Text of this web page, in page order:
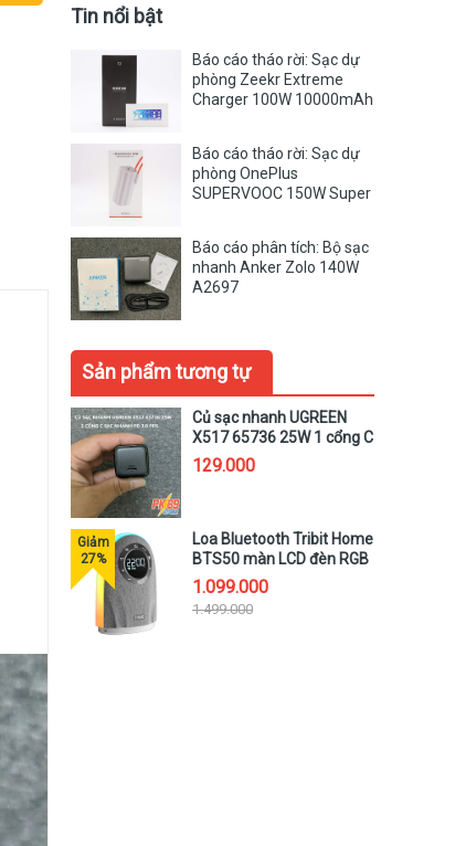
Tin nổi bật
Báo cáo tháo rời: Sạc dự
phòng Zeekr Extreme
Charger 100W 10000mAh
Báo cáo tháo rời: Sạc dự
phòng OnePlus
SUPERVOOC 150W Super
Báo cáo phân tích: Bộ sạc
nhanh Anker Zolo 140W
A2697
Sản phẩm tương tự
Củ sạc nhanh UGREEN
X517 65736 25W 1 cổng C
sạc nhanh PD 3.0 PPS
129.000
Loa Bluetooth Tribit Home
BTS50 màn LCD đèn RGB
25W đa năng
1.099.000
1.499.000